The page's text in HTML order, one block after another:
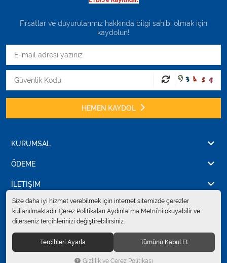
Fırsatlar ve duyurularımız hakkında bilgi sahibi olmak için
kaydolun!
HEMEN KAYDOL
KURUMSAL
ÖDEME
İLETİŞİM
© 2024Erkent Sağlık Ürünleri Pazarlama San.ve Tic. Ltd.Şti.
saklıdır.
Size daha iyi hizmet verebilmek için internet sitemizde çerezler
kullanılmaktadır. Çerez Politikaları Aydınlatma Metni’ni okuyabilir ve
dilerseniz tercihlerinizi değiştirebilirsiniz.
Tercihleri Ayarla Tümünü Kabul Et
Gizlilik ve Çerez Politikası